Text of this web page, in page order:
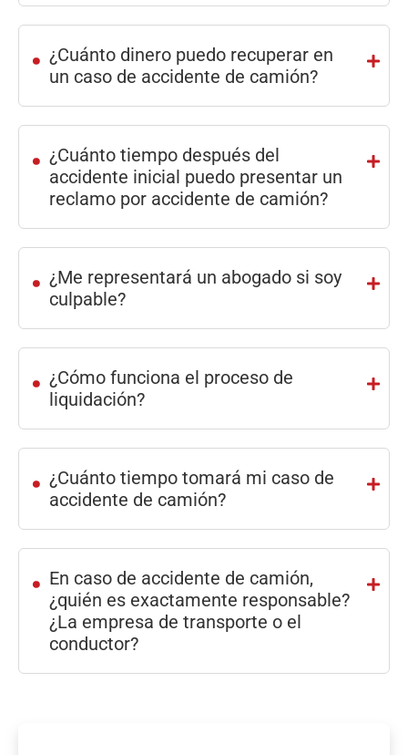
. ¿Cuánto dinero puedo recuperar en
un caso de accidente de camión?
. ¿Cuánto tiempo después del
accidente inicial puedo presentar un
reclamo por accidente de camión?
. ¿Me representará un abogado si soy
culpable?
. ¿Cómo funciona el proceso de
liquidación?
. ¿Cuánto tiempo tomará mi caso de
accidente de camión?
. En caso de accidente de camión,
¿quién es exactamente responsable?
¿La empresa de transporte o el
conductor?